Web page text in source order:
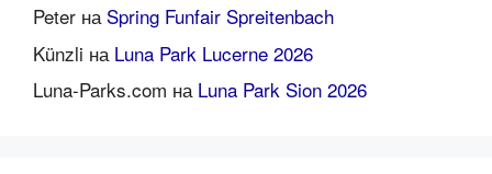
Peter на Spring Funfair Spreitenbach
Künzli на Luna Park Lucerne 2026
Luna-Parks.com на Luna Park Sion 2026